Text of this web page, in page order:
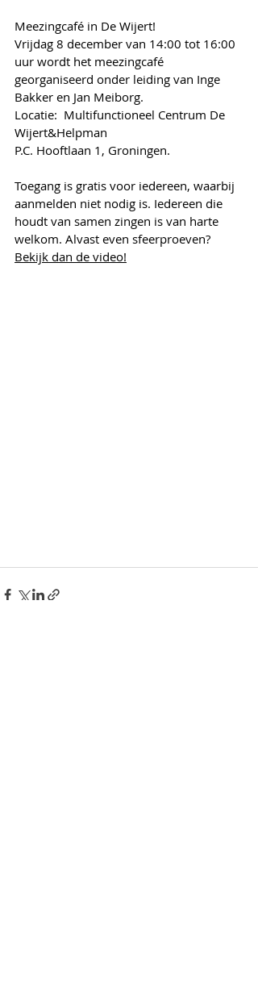
Meezingcafé in De Wijert!
Vrijdag 8 december van 14:00 tot 16:00
uur wordt het meezingcafé
georganiseerd onder leiding van Inge
Bakker en Jan Meiborg.
Locatie:  Multifunctioneel Centrum De
Wijert&Helpman
P.C. Hooftlaan 1, Groningen.
Toegang is gratis voor iedereen, waarbij
aanmelden niet nodig is. Iedereen die
houdt van samen zingen is van harte
welkom. Alvast even sfeerproeven?
Bekijk dan de video!